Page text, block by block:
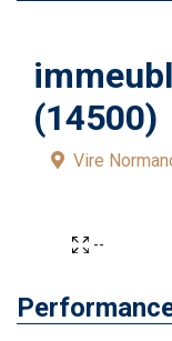
--
(14500)
Vire